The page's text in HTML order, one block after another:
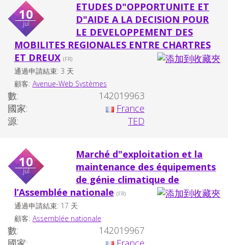
10
jul
ETUDES D"OPPORTUNITE ET
D"AIDE A LA DECISION POUR
LE DEVELOPPEMENT DES
MOBILITES REGIONALES ENTRE CHARTRES
ET DREUX (FR)
通過申請結束: 3 天
顧客: Avenue-Web Systèmes
數:
142019963
國家:
France
源:
TED
10
jul
Marché d"exploitation et la
maintenance des équipements
de génie climatique de
l’Assemblée nationale (FR)
通過申請結束: 17 天
顧客: Assemblée nationale
數:
142019967